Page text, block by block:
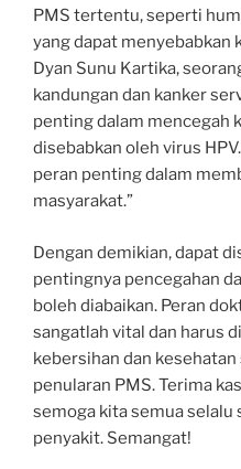
PMS tertentu, seperti
yang dapat menyebabkan
Dyan Sunu Kartika,
kandungan dan kanker
penting dalam mencegah
disebabkan oleh virus
peran penting dalam
masyarakat.”
Dengan demikian, dapat
pentingnya pencegahan
boleh diabaikan. Peran
sangatlah vital dan harus
kebersihan dan
penularan PMS. Terima
semoga kita semua selalu
penyakit. Semangat!